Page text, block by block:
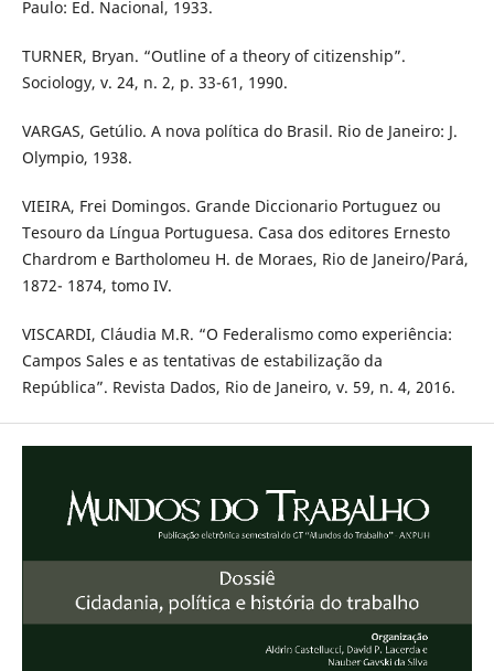
Paulo: Ed. Nacional, 1933.
TURNER, Bryan. “Outline of a theory of citizenship”.
Sociology, v. 24, n. 2, p. 33-61, 1990.
VARGAS, Getúlio. A nova política do Brasil. Rio de Janeiro: J.
Olympio, 1938.
VIEIRA, Frei Domingos. Grande Diccionario Portuguez ou
Tesouro da Língua Portuguesa. Casa dos editores Ernesto
Chardrom e Bartholomeu H. de Moraes, Rio de Janeiro/Pará,
1872- 1874, tomo IV.
VISCARDI, Cláudia M.R. “O Federalismo como experiência:
Campos Sales e as tentativas de estabilização da
República”. Revista Dados, Rio de Janeiro, v. 59, n. 4, 2016.